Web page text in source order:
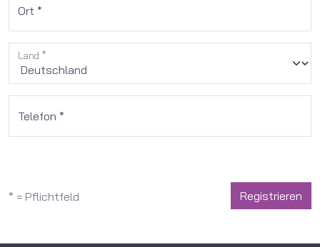
Ort *
Land *
Telefon *
Registrieren
* = Pflichtfeld